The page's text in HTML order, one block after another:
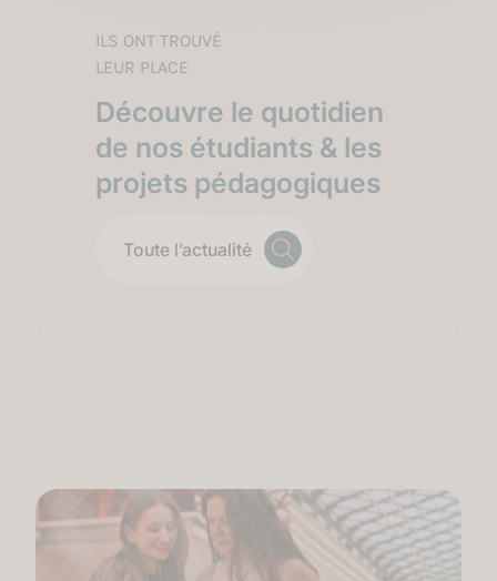
ILS ONT TROUVÉ
LEUR PLACE
Découvre le quotidien
de nos étudiants & les
projets pédagogiques
Toute l’actualité